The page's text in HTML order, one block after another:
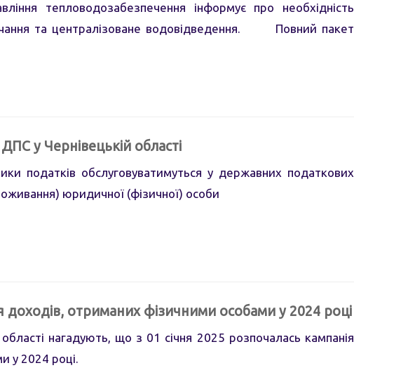
тепловодозабезпечення інформує про необхідність
та централізоване водовідведення. Повний пакет
у Чернівецькій області
податків обслуговуватимуться у державних податкових
юридичної (фізичної) особи
доходів, отриманих фізичними особами у 2024 році
нагадують, що з 01 січня 2025 розпочалась кампанія
у 2024 році.